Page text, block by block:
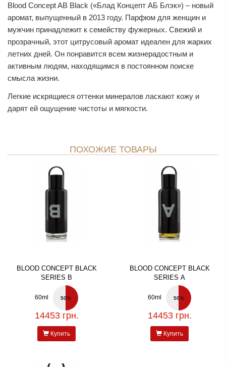
Blood Concept AB Black («Блад Концепт АБ Блэк») – новый
аромат, выпущенный в 2013 году. Парфюм для женщин и
мужчин принадлежит к семейству фужерных. Свежий и
прозрачный, этот цитрусовый аромат идеален для жарких
летних дней. Он понравится всем жизнерадостным и
активным людям, находящимся в постоянном поиске
смысла жизни.
Легкие искрящиеся оттенки минералов ласкают кожу и
дарят ей ощущение чистоты и мягкости.
ПОХОЖИЕ ТОВАРЫ
BLOOD CONCEPT BLACK
SERIES B
60ml 50%
14453 грн.
Купить
BLOOD CONCEPT BLACK
SERIES A
60ml 50%
14453 грн.
Купить